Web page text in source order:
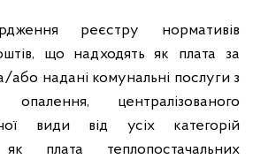
реєстру нормативів
що надходять як плата за
або надані комунальні послуги з
опалення, централізованого
види від усіх категорій
плата теплопостачальних